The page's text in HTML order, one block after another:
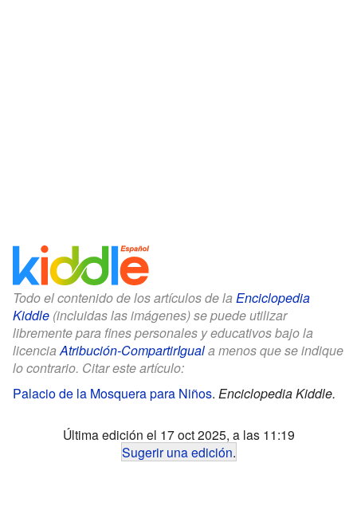
Todo el contenido de los artículos de la Enciclopedia
Kiddle (incluidas las imágenes) se puede utilizar
libremente para fines personales y educativos bajo la
licenciaAtribución-CompartirIguala menos que se indique
lo contrario. Citar este artículo:
Palacio de la Mosquera para Niños. Enciclopedia Kiddle.
Última edición el 17 oct 2025, a las 11:19
Sugerir una edición.